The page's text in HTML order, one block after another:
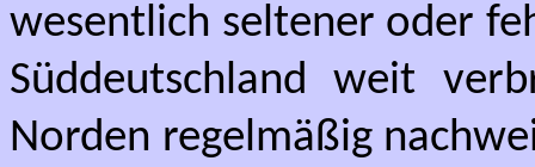
wesentlich seltener oder
Süddeutschland weit
Norden regelmäßig